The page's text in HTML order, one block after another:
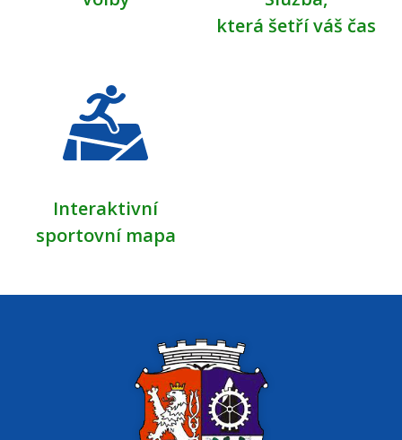
která šetří váš čas
Interaktivní
sportovní mapa